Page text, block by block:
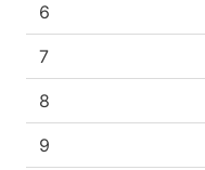
6
7
8
9